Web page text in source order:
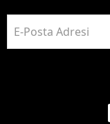
E-Posta Adresi